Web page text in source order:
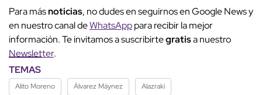
Para másnoticias, no dudes en seguirnos en Google News y
en nuestro canal deWhatsApppara recibir la mejor
información. Te invitamos a suscribirtegratisa nuestro
Newsletter.
TEMAS
Alito Moreno Álvarez Máynez Alazraki